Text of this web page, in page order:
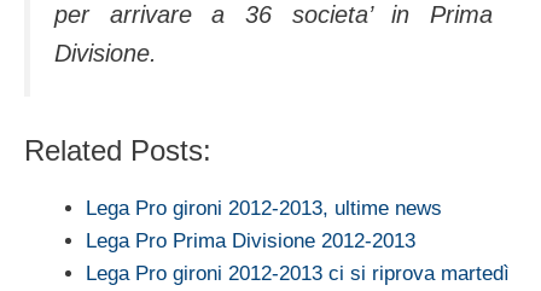
per arrivare a 36 societa’ in Prima
Divisione.
Related Posts:
Lega Pro gironi 2012-2013, ultime news
Lega Pro Prima Divisione 2012-2013
Lega Pro gironi 2012-2013 ci si riprova martedì